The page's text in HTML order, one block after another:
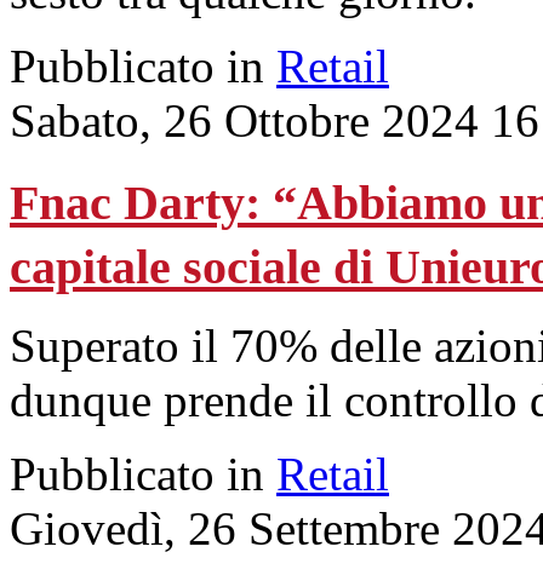
Pubblicato in Retail
Sabato, 26 Ottobre 2024
Fnac Darty: “Abbiamo
capitale sociale di
Superato il 70% delle
dunque prende il controllo
Pubblicato in Retail
Giovedì, 26 Settembre